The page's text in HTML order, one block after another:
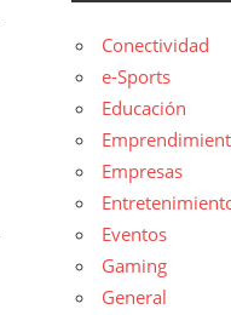
Conectividad
e-Sports
Educación
Empresas
Eventos
Gaming
General